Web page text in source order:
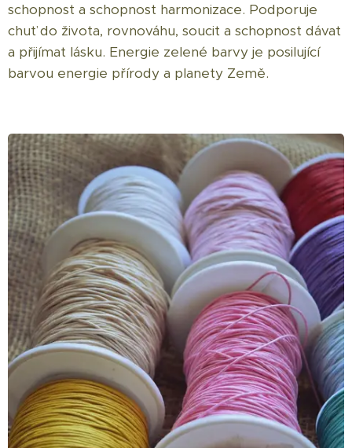
schopnost a schopnost harmonizace. Podporuje
chuť do života, rovnováhu, soucit a schopnost dávat
a přijímat lásku. Energie zelené barvy je posilující
barvou energie přírody a planety Země.